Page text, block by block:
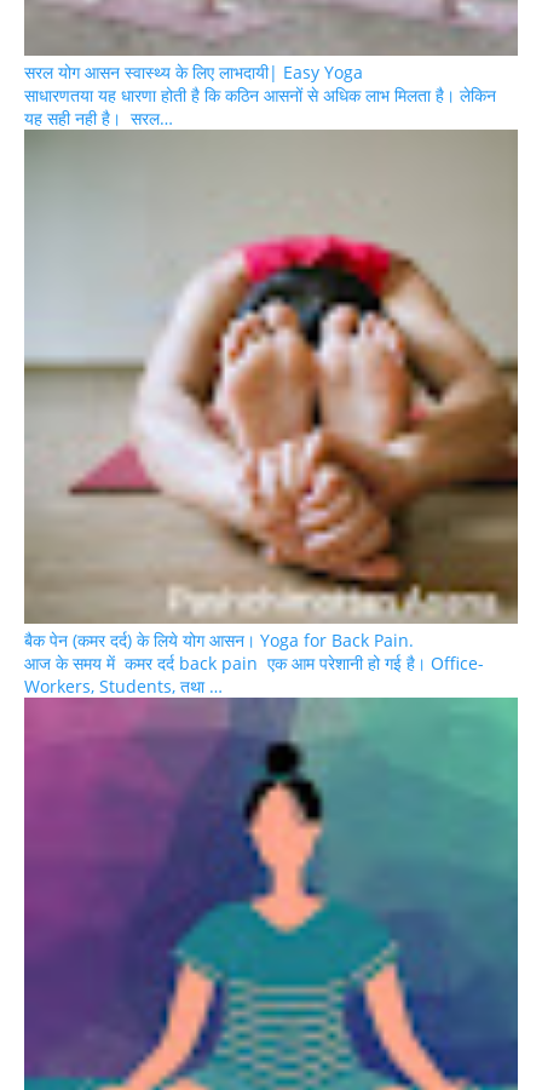
सरल योग आसन स्वास्थ्य के लिए लाभदायी| Easy Yoga
साधारणतया यह धारणा होती है कि कठिन आसनों से अधिक लाभ मिलता है। लेकिन
यह सही नही है। सरल…
बैक पेन (कमर दर्द) के लिये योग आसन। Yoga for Back Pain.
आज के समय में कमर दर्द back pain एक आम परेशानी हो गई है। Office-
Workers, Students, तथा …